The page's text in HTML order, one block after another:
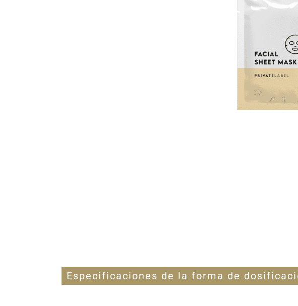
Especificaciones de la forma de